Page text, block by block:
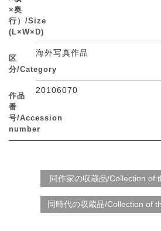
×奥
行）/Size
(L×W×D)
区
分/Category
海外写真作品
作品
番
号/Accession
number
20106070